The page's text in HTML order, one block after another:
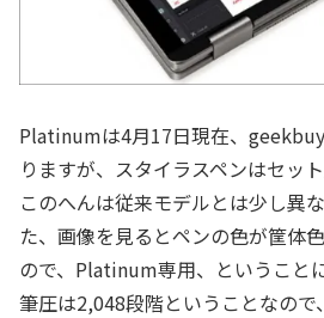
Platinumは4月17日現在、
りますが、スタイラスペンはセッ
このへんは従来モデルとは少し異
た、画像を見るとペンの色が筐体
ので、Platinum専用、ということ
筆圧は2,048段階ということなの